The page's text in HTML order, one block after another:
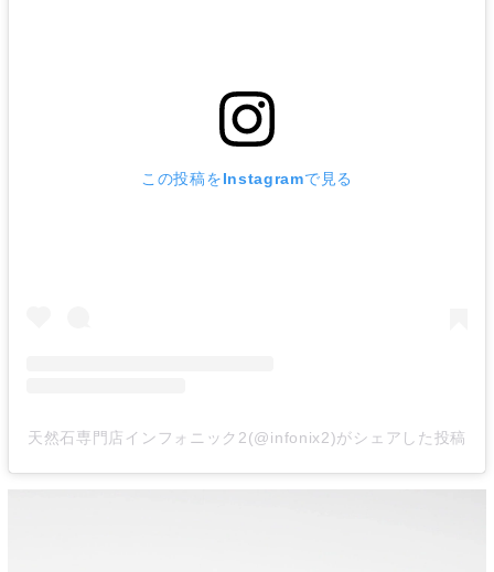
この投稿をInstagramで見る
天然石専門店インフォニック2(@infonix2)がシェアした投稿